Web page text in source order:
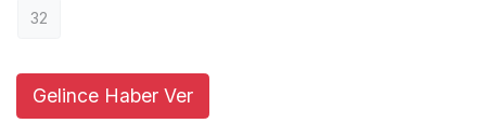
32
Gelince Haber Ver